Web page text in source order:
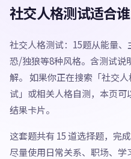
社交人格测试适合谁
社交人格测试：15题从能量
恐/独狼等8种风格。含测试说
解。 如果你正在搜索「社交
试」或相关人格自测，本页
结果卡片。
这套题共有 15 道选择题，完
尽量使用日常关系、职场、